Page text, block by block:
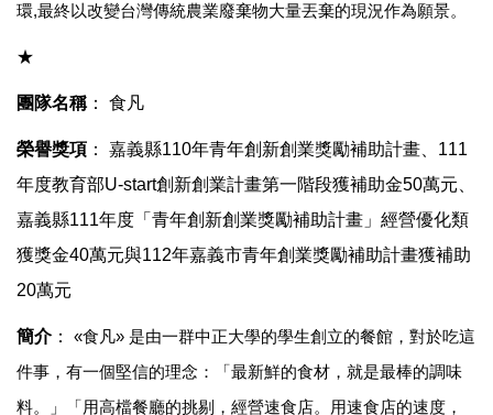
環,最終以改變台灣傳統農業廢棄物大量丟棄的現況作為願景。
★
團隊名稱： 食凡
榮譽獎項 ： 嘉義縣110年青年創新創業獎勵補助計畫、 111
年度教育部U-start創新創業計畫第一階段獲補助金50萬元
嘉義縣111年度「青年創新創業獎勵補助計畫」經營優化類
獲獎金40萬元與112年嘉義市青年創業獎勵補助計畫獲補助
20萬元
簡介： «食凡» 是由一群中正大學的學生創立的餐館，對於吃這
件事，有一個堅信的理念：「最新鮮的食材，就是最棒的調味
料。」「用高檔餐廳的挑剔，經營速食店。用速食店的速度，